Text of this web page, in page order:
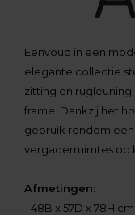
Eenvoud in een
elegante collectie
zitting en
frame. Dankzij het
gebruik rondom
vergaderruimtes op
Afmetingen:
- 48B x 57D x 78H cm.